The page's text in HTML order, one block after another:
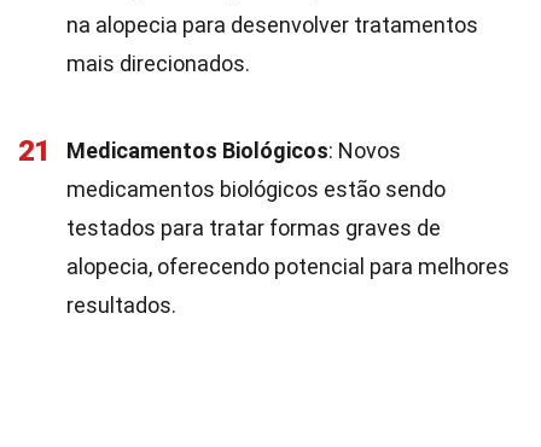
na alopecia para desenvolver tratamentos
mais direcionados.
21 Medicamentos Biológicos: Novos
medicamentos biológicos estão sendo
testados para tratar formas graves de
alopecia, oferecendo potencial para melhores
resultados.